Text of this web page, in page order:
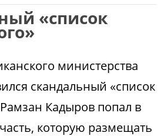
«список
министерства
скандальный «список
Кадыров попал в
которую размещать